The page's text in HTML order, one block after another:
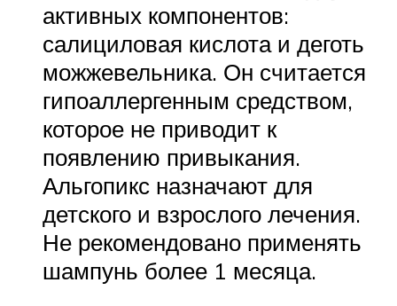
активных компонентов:
салициловая кислота и деготь
можжевельника. Он считается
гипоаллергенным средством,
которое не приводит к
появлению привыкания.
Альгопикс назначают для
детского и взрослого лечения.
Не рекомендовано применять
шампунь более 1 месяца.